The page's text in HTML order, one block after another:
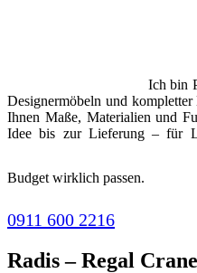
Ich bin
Designermöbeln und
Ihnen Maße, Materialien und
Idee bis zur Lieferung – für
Budget wirklich passen.
0911 600 2216
Radis – Regal Crane